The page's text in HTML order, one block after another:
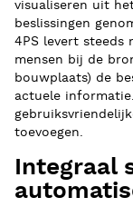
visualiseren uit
beslissingen
4PS levert steeds
mensen bij de
bouwplaats) de
actuele
toevoegen.
Integraal